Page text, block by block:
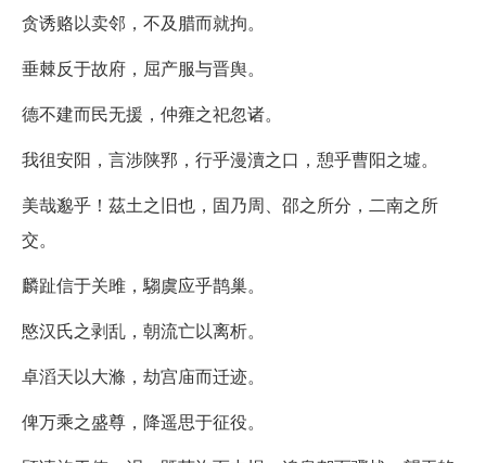
贪诱赂以卖邻，不及腊而就拘。
垂棘反于故府，屈产服与晋舆。
德不建而民无援，仲雍之祀忽诸。
我徂安阳，言涉陕郛，行乎漫瀆之口，憩乎曹阳之墟。
美哉邈乎！茲土之旧也，固乃周、邵之所分，二南之所
交。
麟趾信于关雎，騶虞应乎鹊巢。
愍汉氏之剥乱，朝流亡以离析。
卓滔天以大滌，劫宫庙而迁迹。
俾万乘之盛尊，降遥思于征役。